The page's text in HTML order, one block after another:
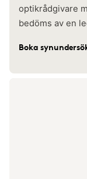
optikrådgivare
bedöms av en
Boka